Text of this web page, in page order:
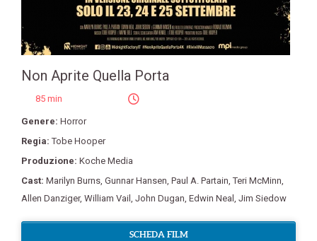
Non Aprite Quella Porta
85 min
Genere: Horror
Regia:Tobe Hooper
Produzione: Koche Media
Cast: Marilyn Burns, Gunnar Hansen, Paul A. Partain,Teri McMinn,
Allen Danziger, William Vail , John Dugan, Edwin Neal , Jim Siedow
SCHEDA FILM